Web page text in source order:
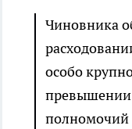
Чиновника
особо
полномочий